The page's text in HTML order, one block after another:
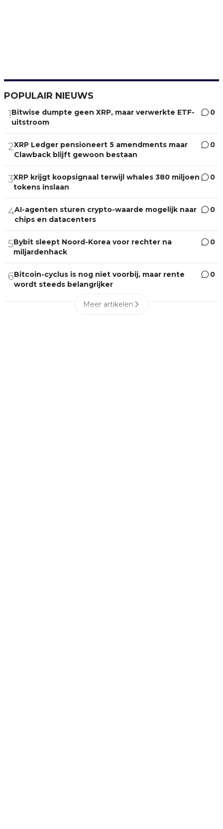
POPULAIR NIEUWS
1Bitwise dumpte geen XRP, maar verwerkte ETF-
uitstroom
0
2XRP Ledger pensioneert 5 amendments maar
Clawback blijft gewoon bestaan
0
3XRP krijgt koopsignaal terwijl whales 380 miljoen
tokens inslaan
0
4AI-agenten sturen crypto-waarde mogelijk naar
chips en datacenters
0
5Bybit sleept Noord-Korea voor rechter na
miljardenhack
0
6Bitcoin-cyclus is nog niet voorbij, maar rente
wordt steeds belangrijker
0
Meer artikelen